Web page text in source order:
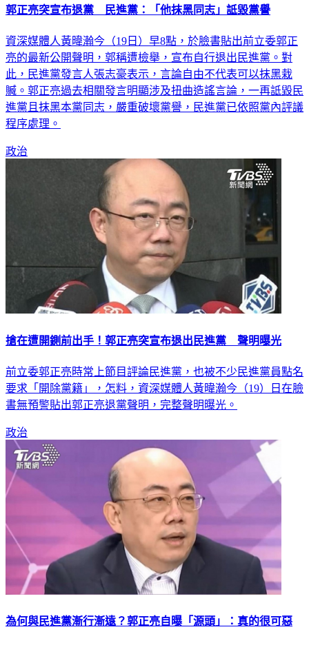
郭正亮突宣布退黨 民進黨：「他抹黑同志」詆毀黨譽
資深媒體人黃暐瀚今（19日）早8點，於臉書貼出前立委郭正
亮的最新公開聲明，郭稱遭檢舉，宣布自行退出民進黨。對
此，民進黨發言人張志豪表示，言論自由不代表可以抹黑栽
贓。郭正亮過去相關發言明顯涉及扭曲造謠言論，一再詆毀民
進黨且抹黑本黨同志，嚴重破壞黨譽，民進黨已依照黨內評議
程序處理。
政治
搶在遭開鍘前出手！郭正亮突宣布退出民進黨 聲明曝光
前立委郭正亮時常上節目評論民進黨，也被不少民進黨員點名
要求「開除黨籍」，怎料，資深媒體人黃暐瀚今（19）日在臉
書無預警貼出郭正亮退黨聲明，完整聲明曝光。
政治
為何與民進黨漸行漸遠？郭正亮自曝「源頭」：真的很可惡